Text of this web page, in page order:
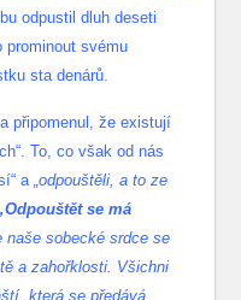
odpustil dluh deseti
svému
sta denárů.
připomenul, že existují
To, co však od nás
a„odpouštěli, a to ze
se má
naše sobecké srdce se
a zahořklosti. Všichni
která se předává